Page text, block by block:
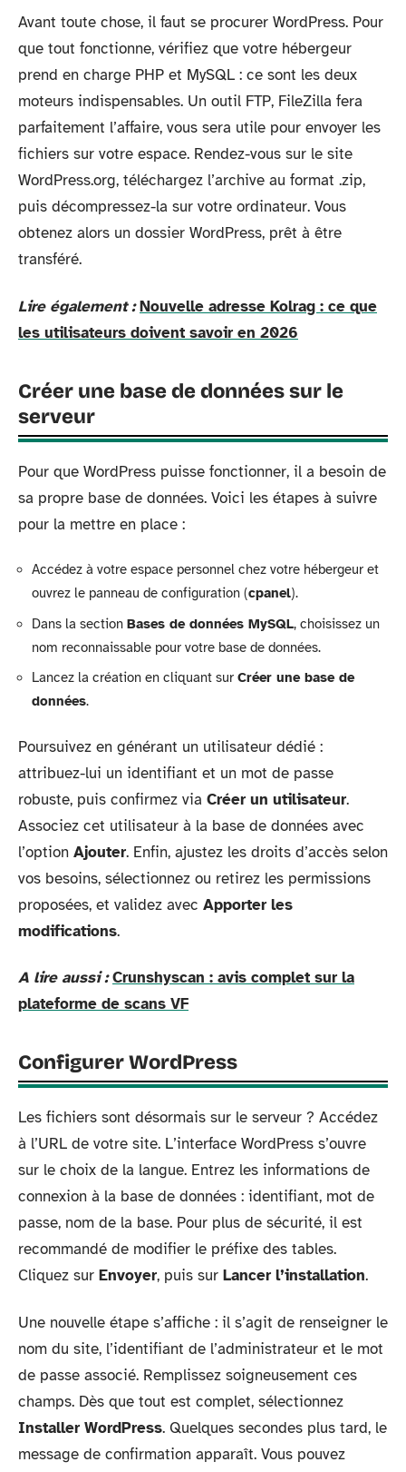
Avant toute chose, il faut se procurer WordPress. Pour
que tout fonctionne, vérifiez que votre hébergeur
prend en charge PHP et MySQL : ce sont les deux
moteurs indispensables. Un outil FTP, FileZilla fera
parfaitement l’affaire, vous sera utile pour envoyer les
fichiers sur votre espace. Rendez-vous sur le site
WordPress.org, téléchargez l’archive au format .zip,
puis décompressez-la sur votre ordinateur. Vous
obtenez alors un dossier WordPress, prêt à être
transféré.
Lire également : Nouvelle adresse Kolrag : ce que
les utilisateurs doivent savoir en 2026
Créer une base de données sur le
serveur
Pour que WordPress puisse fonctionner, il a besoin de
sa propre base de données. Voici les étapes à suivre
pour la mettre en place :
Accédez à votre espace personnel chez votre hébergeur et
ouvrez le panneau de configuration (cpanel).
Dans la section Bases de données MySQL, choisissez un
nom reconnaissable pour votre base de données.
Lancez la création en cliquant sur Créer une base de
données.
Poursuivez en générant un utilisateur dédié :
attribuez-lui un identifiant et un mot de passe
robuste, puis confirmez via Créer un utilisateur.
Associez cet utilisateur à la base de données avec
l’option Ajouter. Enfin, ajustez les droits d’accès selon
vos besoins, sélectionnez ou retirez les permissions
proposées, et validez avec Apporter les
modifications.
A lire aussi : Crunshyscan : avis complet sur la
plateforme de scans VF
Configurer WordPress
Les fichiers sont désormais sur le serveur ? Accédez
à l’URL de votre site. L’interface WordPress s’ouvre
sur le choix de la langue. Entrez les informations de
connexion à la base de données : identifiant, mot de
passe, nom de la base. Pour plus de sécurité, il est
recommandé de modifier le préfixe des tables.
Cliquez sur Envoyer, puis sur Lancer l’installation.
Une nouvelle étape s’affiche : il s’agit de renseigner le
nom du site, l’identifiant de l’administrateur et le mot
de passe associé. Remplissez soigneusement ces
champs. Dès que tout est complet, sélectionnez
Installer WordPress. Quelques secondes plus tard, le
message de confirmation apparaît. Vous pouvez